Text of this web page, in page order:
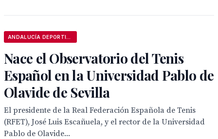
Nace el Observatorio del Tenis
Español en la Universidad Pablo de
Olavide de Sevilla
El presidente de la Real Federación Española de Tenis
(RFET), José Luis Escañuela, y el rector de la Universidad
Pablo de Olavide...